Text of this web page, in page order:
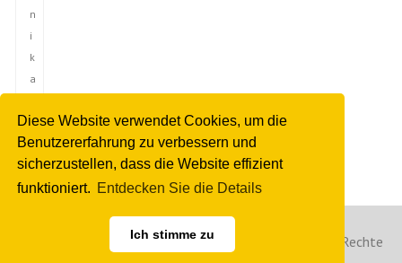
Diese Website verwendet Cookies, um die
Benutzererfahrung zu verbessern und
sicherzustellen, dass die Website effizient
funktioniert. Entdecken Sie die Details
Ich stimme zu
n
i
k
a
i
o
n
Copyright © 2023 Deutsche Nachrichtenagentur. Alle Rechte